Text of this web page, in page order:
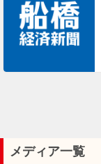
メディア一覧